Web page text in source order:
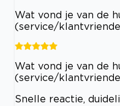
Wat vond je van de
(service/
Wat vond je van de
(service/
Snelle reactie,